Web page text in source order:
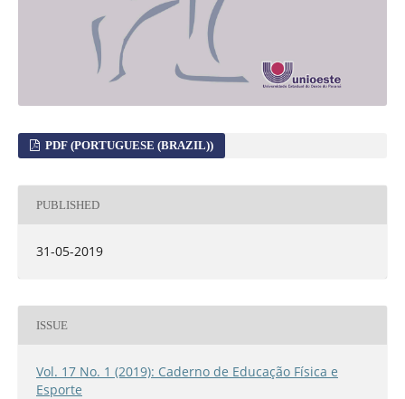
PDF (PORTUGUESE (BRAZIL))
PUBLISHED
31-05-2019
ISSUE
Vol. 17 No. 1 (2019): Caderno de Educação Física e
Esporte